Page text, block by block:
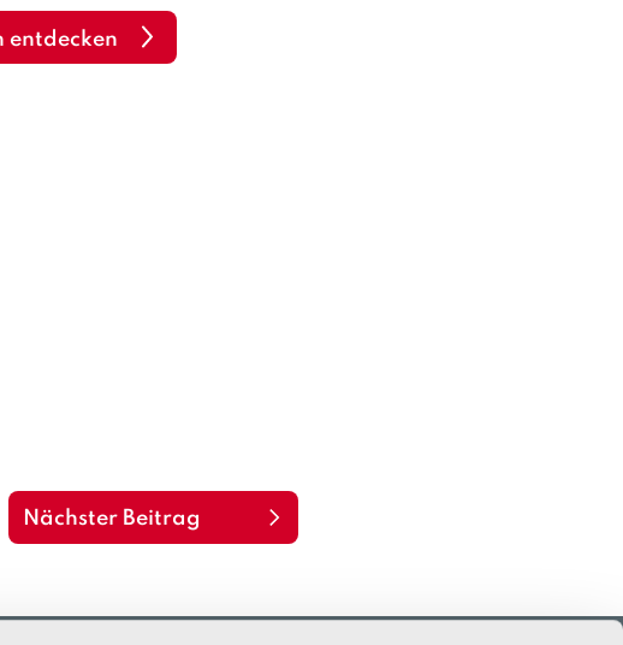
entdecken
Nächster Beitrag